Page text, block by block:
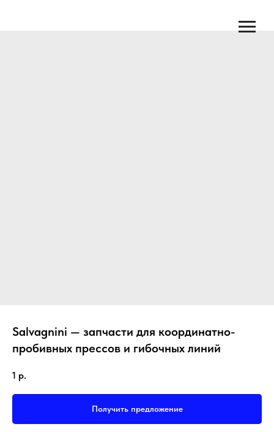
Salvagnini — запчасти для координатно-
пробивных прессов и гибочных линий
1 р.
Получить предложение